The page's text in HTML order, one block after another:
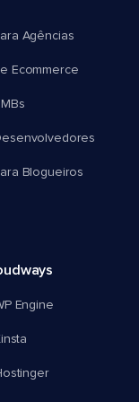
Agências
Ecommerce
Blogueiros
Engine